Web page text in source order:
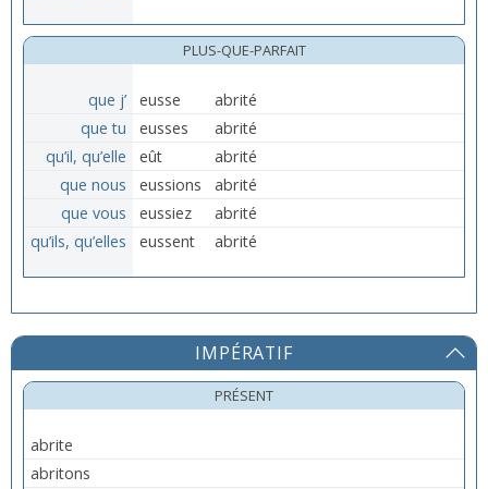
PLUS-QUE-PARFAIT
que j’ eusse
abrité
que tu
eusses
abrité
qu’il, qu’elle
eût
abrité
que nous
eussions
abrité
que vous
eussiez
abrité
qu’ils, qu’elles
eussent abrité
IMPÉRATIF
PRÉSENT
abrite
abritons